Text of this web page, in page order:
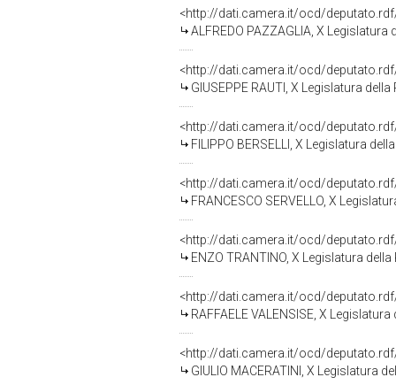
<http://dati.camera.it/ocd/
ALFREDO PAZZAGLIA, X Legislatura
<http://dati.camera.it/ocd/
GIUSEPPE RAUTI, X Legislatura
<http://dati.camera.it/ocd/
FILIPPO BERSELLI, X Legislatura
<http://dati.camera.it/ocd/
FRANCESCO SERVELLO, X
<http://dati.camera.it/ocd/
ENZO TRANTINO, X Legislatura
<http://dati.camera.it/ocd/
RAFFAELE VALENSISE, X
<http://dati.camera.it/ocd/
GIULIO MACERATINI, X Legislatura